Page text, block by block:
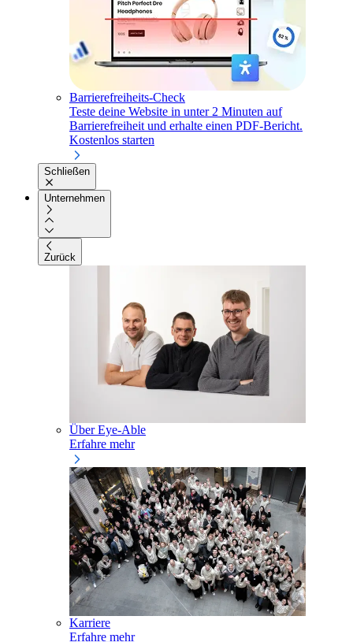
Barrierefreiheits-Check
Teste deine Website in unter 2 Minuten auf
Barrierefreiheit und erhalte einen PDF-Bericht.
Kostenlos starten
Schließen
Unternehmen
Zurück
Über Eye-Able
Erfahre mehr
Karriere
Erfahre mehr